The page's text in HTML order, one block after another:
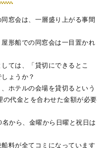
窓会は、一層盛り上がる事間
形船での同窓会は一目置かれ
ては、
「貸切にできるとこ
ょうか？
ホテルの会場を貸切るという
の代金とを合わせた金額が必要
から、金曜から日曜と祝日は
料が全てコミになっています